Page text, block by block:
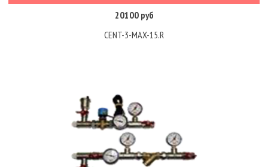
20100 руб
CENT-3-MAX-15.R